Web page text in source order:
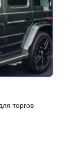
торгов